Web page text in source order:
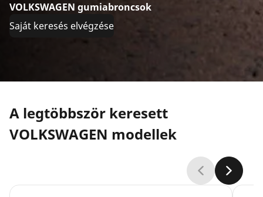
VOLKSWAGEN gumiabroncsok
Saját keresés elvégzése
A legtöbbször keresett
VOLKSWAGEN modellek